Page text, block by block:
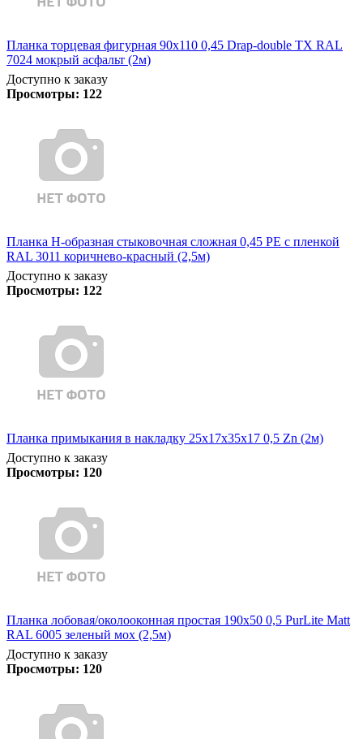
Планка торцевая фигурная 90х110 0,45 Drap-double TX RAL
7024 мокрый асфальт (2м)
Доступно к заказу
Просмотры: 122
Планка Н-образная стыковочная сложная 0,45 PE с пленкой
RAL 3011 коричнево-красный (2,5м)
Доступно к заказу
Просмотры: 122
Планка примыкания в накладку 25х17х35х17 0,5 Zn (2м)
Доступно к заказу
Просмотры: 120
Планка лобовая/околооконная простая 190х50 0,5 PurLite Matt
RAL 6005 зеленый мох (2,5м)
Доступно к заказу
Просмотры: 120